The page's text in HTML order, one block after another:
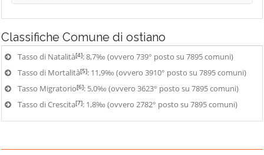
Classifiche Comune di ostiano
Tasso di Natalità[4]: 8,7‰ (ovvero 739° posto su 7895 comuni)
Tasso di Mortalità[5]: 11,9‰ (ovvero 3910° posto su 7895 comuni)
Tasso Migratorio[6]: 5,0‰ (ovvero 3623° posto su 7895 comuni)
Tasso di Crescita[7]: 1,8‰ (ovvero 2782° posto su 7895 comuni)